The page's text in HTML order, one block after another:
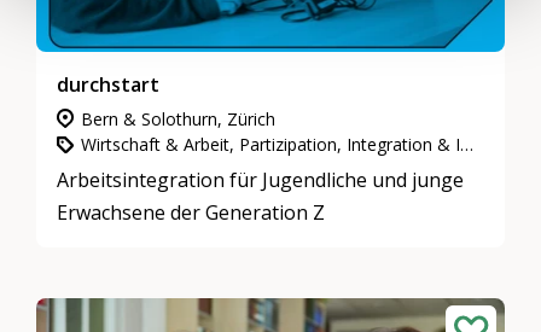
durchstart
Bern & Solothurn, Zürich
Wirtschaft & Arbeit, Partizipation, Integration & Inklusion, Mentoring
Arbeitsintegration für Jugendliche und junge
Erwachsene der Generation Z